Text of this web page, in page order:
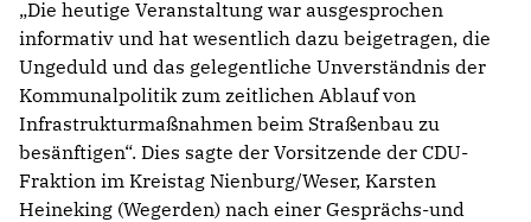
„Die heutige Veranstaltung war ausgesprochen
informativ und hat wesentlich dazu beigetragen, die
Ungeduld und das gelegentliche Unverständnis der
Kommunalpolitik zum zeitlichen Ablauf von
Infrastrukturmaßnahmen beim Straßenbau zu
besänftigen“. Dies sagte der Vorsitzende der CDU-
Fraktion im Kreistag Nienburg/Weser, Karsten
Heineking (Wegerden) nach einer Gesprächs-und